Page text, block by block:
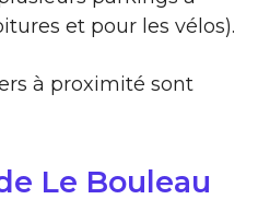
et pour les vélos).
à proximité sont
Le Bouleau